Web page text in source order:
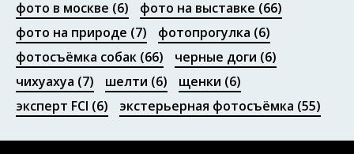
фото в москве (6) фото на выставке (66)
фото на природе (7) фотопрогулка (6)
фотосъёмка собак (66) черные доги (6)
чихуахуа (7) шелти (6) щенки (6)
эксперт FCI (6) экстерьерная фотосъёмка (55)